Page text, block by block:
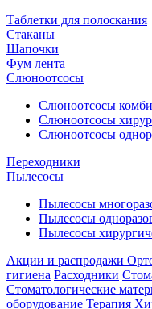
Таблетки для полоскания
Стаканы
Шапочки
Фум лента
Слюноотсосы
Слюноотсосы
Слюноотсосы
Слюноотсосы
Переходники
Пылесосы
Пылесосы
Пылесосы
Пылесосы
Акции и распродажи
гигиена Расходники
Стоматологические
оборудование Терапия